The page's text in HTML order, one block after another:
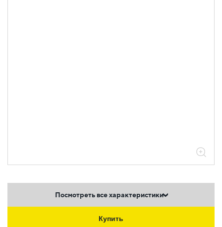
Посмотреть все характеристики
Купить